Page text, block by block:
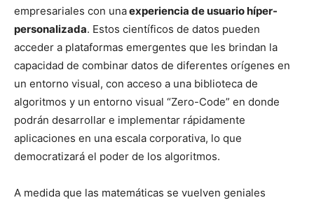
empresariales con unaexperiencia de usuario híper-
personalizada. Estos científicos de datos pueden
acceder a plataformas emergentes que les brindan la
capacidad de combinar datos de diferentes orígenes en
un entorno visual, con acceso a una biblioteca de
algoritmos y un entorno visual “Zero-Code” en donde
podrán desarrollar e implementar rápidamente
aplicaciones en una escala corporativa, lo que
democratizará el poder de los algoritmos.
A medida que las matemáticas se vuelven geniales